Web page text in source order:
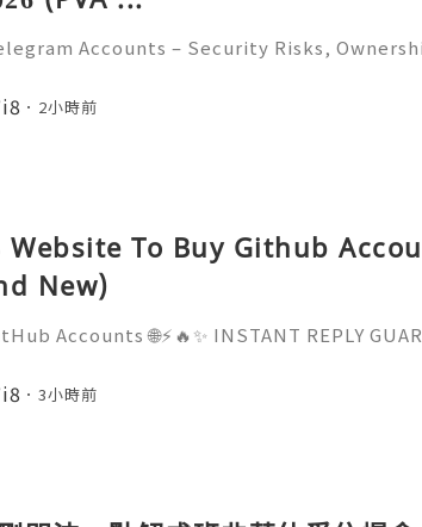
Accounts – Security Risks,
GUARANTEED ✨🔥⚡️🌐 ⚡️📱💬🚀
Telegram Username: @ge
2小時前
Website To Buy Github
New)
Accounts 🌐⚡️🔥✨ INSTANT REPLY
@getpvatop ⚡️📧💌📨 Email:
Discord Community: getpvatop ⚡️🌍🔗💻 We
3小時前